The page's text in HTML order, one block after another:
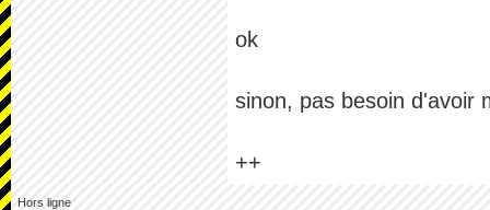
ok
sinon, pas besoin d'avoir
++
Hors ligne